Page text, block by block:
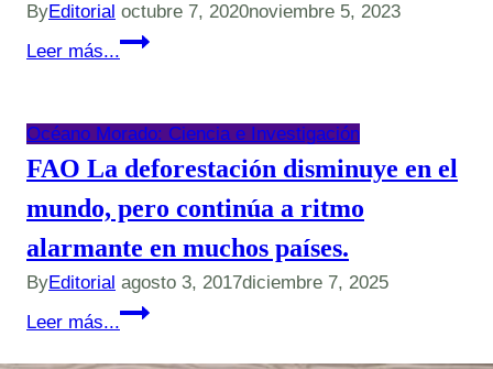
ByEditorial octubre 7, 2020noviembre 5, 2023
Leer más...
In
Molina
Océano Morado: Ciencia e Investigación
FAO La deforestación disminuye en el
mundo, pero continúa a ritmo
alarmante en muchos países.
ByEditorial agosto 3, 2017diciembre 7, 2025
Leer más...
FAO